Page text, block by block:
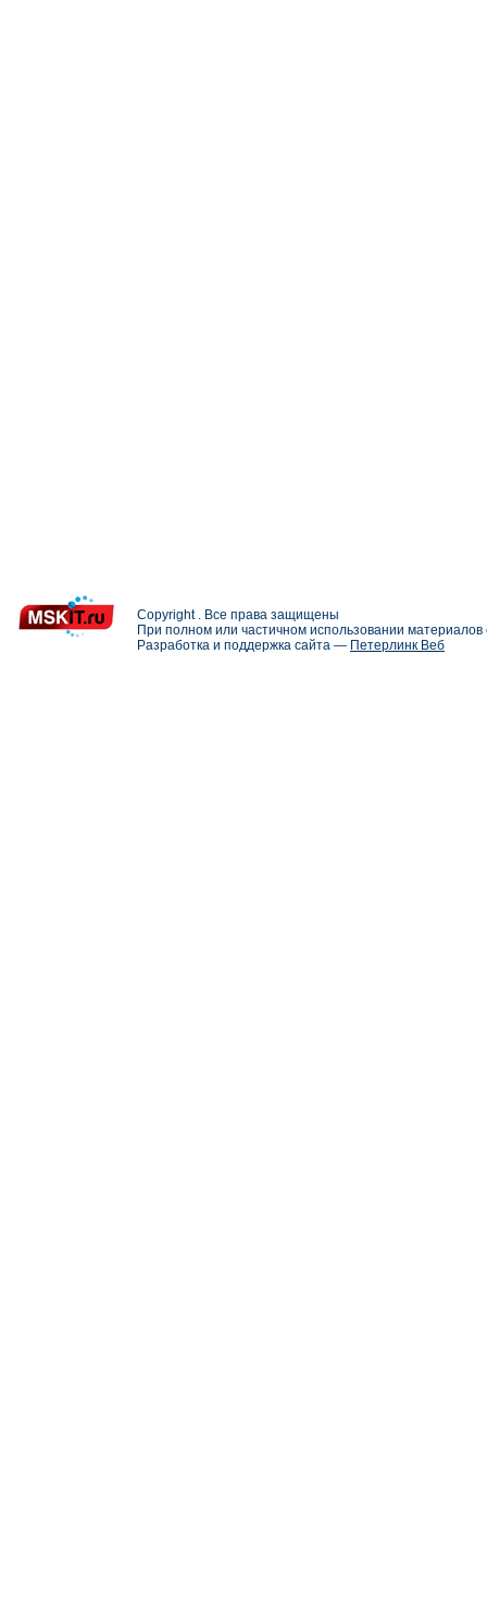
Copyright . Все права защищены
При полном или частичном использовании
Разработка и поддержка сайта — Петерлинк Веб